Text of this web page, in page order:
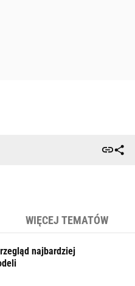
WIĘCEJ TEMATÓW
najbardziej